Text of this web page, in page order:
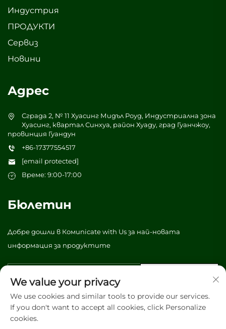
Индустрия
ПРОДУКТИ
Сервиз
Новини
Адрес
Сграда 2, № 11 Хуасинг Мидъл Роуд, Индустриална зона
Хуасинг, квартал Синхуа, район Хуаду, град Гуанчжоу,
провинция Гуандун
+86-17377554517
[email protected]
Време: 9:00-17:00
Бюлетин
Добре дошли в Комunicate with Us за най-новата
информация за продуктите
© Всички права запазени 2026 Vibrant tree (Guangzhou)
We value your privacy
We use cookies and similar tools to provide our services.
If you don't want to accept all cookies, click Personalize
cookies.